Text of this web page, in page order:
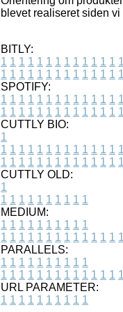
blevet realiseret siden
BITLY:
1 1 1 1 1 1 1 1 1 1 1 1 1 1
1 1 1 1 1 1 1 1 1 1 1 1 1 1
SPOTIFY:
1 1 1 1 1 1 1 1 1 1 1 1 1 1
1 1 1 1 1 1 1 1 1 1 1 1 1 1
CUTTLY BIO:
1
1 1 1 1 1 1 1 1 1 1 1 1 1 1
1 1 1 1 1 1 1 1 1 1 1 1 1 1
CUTTLY OLD:
1
1 1 1 1 1 1 1 1 1 1
MEDIUM:
1 1 1 1 1 1 1 1 1 1
1 1 1 1 1 1 1 1 1 1 1 1 1 1
PARALLELS:
1 1 1 1 1 1 1 1 1 1
1 1 1 1 1 1 1 1 1 1 1 1 1 1
URL PARAMETER:
1 1 1 1 1 1 1 1 1 1